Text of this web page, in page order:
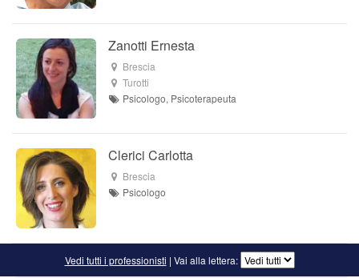
Zanotti Ernesta
Brescia
Turotti
Psicologo, Psicoterapeuta
Clerici Carlotta
Brescia
Psicologo
Vedi tutti i professionisti | Vai alla lettera: